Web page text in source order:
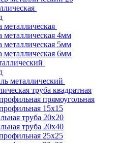
металлическая
металлическая 4мм
металлическая 5мм
металлическая 6мм
металлический
труба квадратная
прямоугольная
15х15
труба 20х20
труба 20х40
25х25